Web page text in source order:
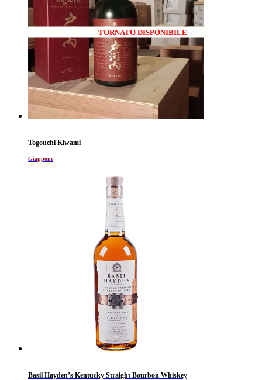
TORNATO DISPONIBILE
TORNATO DISPONIBILE
Togouchi Kiwami
Giappone
Basil Hayden’s Kentucky Straight Bourbon Whiskey